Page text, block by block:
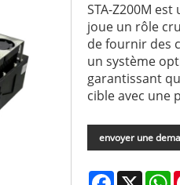
STA-Z200M
joue un rôle
de fournir des
un système
garantissant
cible avec une
envoyer une
Facebook
X